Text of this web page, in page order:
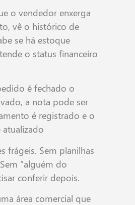
o vendedor enxerga
vê o histórico de
se há estoque
o status financeiro
é fechado o
a nota pode ser
é registrado e o
atualizado
frágeis. Sem planilhas
“alguém do
conferir depois.
área comercial que